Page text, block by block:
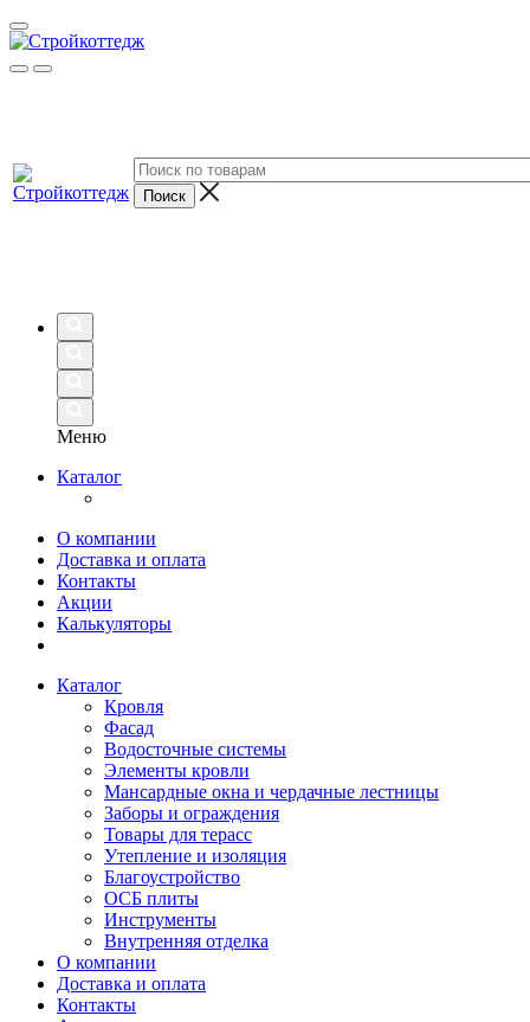
Меню
Каталог
О компании
Доставка и оплата
Контакты
Акции
Калькуляторы
Каталог
Кровля
Фасад
Водосточные системы
Элементы кровли
Мансардные окна и чердачные лестницы
Заборы и ограждения
Товары для терасс
Утепление и изоляция
Благоустройство
ОСБ плиты
Инструменты
Внутренняя отделка
О компании
Доставка и оплата
Контакты